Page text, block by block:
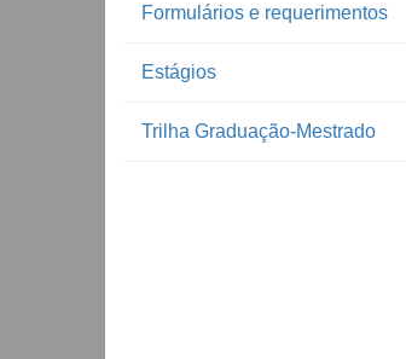
Formulários e requerimentos
Estágios
Trilha Graduação-Mestrado